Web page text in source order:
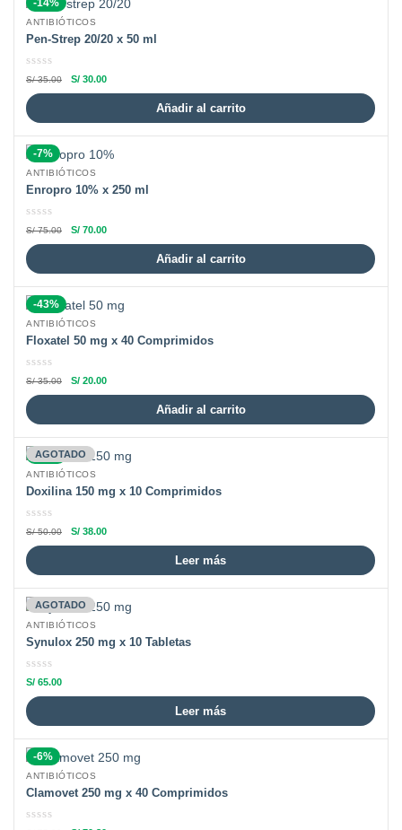
-14%
ANTIBIÓTICOS
Pen-Strep 20/20 x 50 ml
S/35.00 S/ 30.00
Añadir al carrito
-7%
ANTIBIÓTICOS
Enropro 10% x 250 ml
S/75.00 S/ 70.00
Añadir al carrito
-43%
ANTIBIÓTICOS
Floxatel 50 mg x 40 Comprimidos
S/35.00 S/ 20.00
Añadir al carrito
-24%
AGOTADO
ANTIBIÓTICOS
Doxilina 150 mg x 10 Comprimidos
S/50.00 S/ 38.00
Leer más
AGOTADO
ANTIBIÓTICOS
Synulox 250 mg x 10 Tabletas
S/ 65.00
Leer más
-6%
ANTIBIÓTICOS
Clamovet 250 mg x 40 Comprimidos